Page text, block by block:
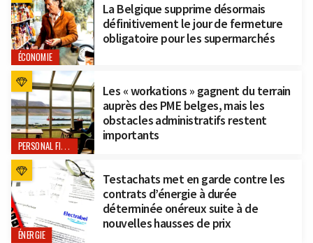
ÉCONOMIE
La Belgique supprime désormais
définitivement le jour de fermeture
obligatoire pour les supermarchés
PERSONAL FINANCE
Les « workations » gagnent du terrain
auprès des PME belges, mais les
obstacles administratifs restent
importants
ÉNERGIE
Testachats met en garde contre les
contrats d’énergie à durée
déterminée onéreux suite à de
nouvelles hausses de prix